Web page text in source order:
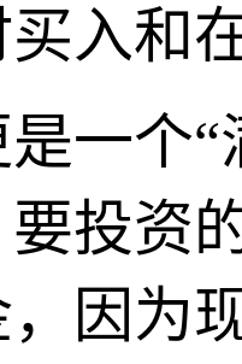
入和
一个
投资
因为